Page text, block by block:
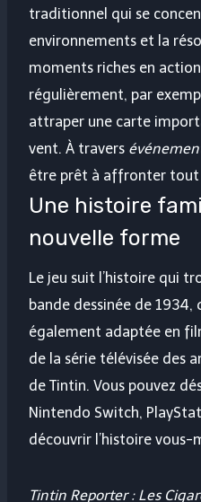
traditionnel qui se
environnements et la
moments riches en
régulièrement, par
attraper une carte
vent. À travers
être prêt à affronter tout
Une histoire
nouvelle forme
Le jeu suit l’histoire qui
bande dessinée de 1934,
également adaptée en
de la série télévisée des
de Tintin. Vous pouvez
Nintendo Switch,
découvrir l’histoire vous-
Tintin Reporter : Les